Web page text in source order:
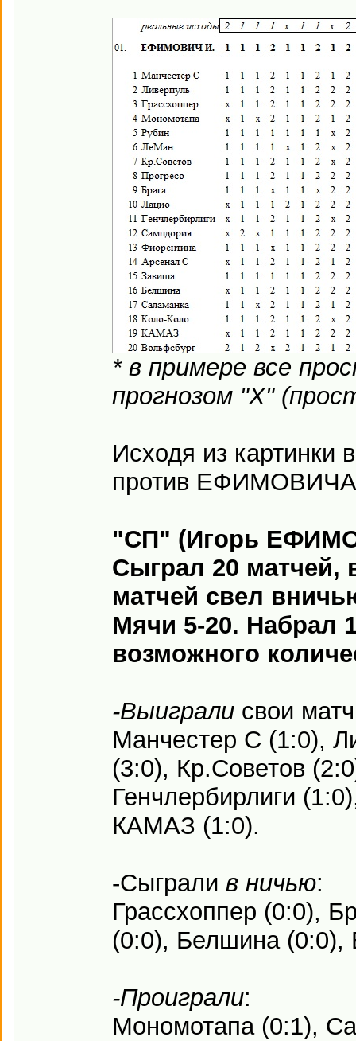
* в примере все
прогнозом "Х"
Исходя из картинки
против ЕФИМОВИЧА
"СП" (Игорь
Сыграл 20 матчей,
матчей свел
Мячи 5-20. Набрал
возможного
-Выиграли свои
Манчестер С (1:0),
(3:0), Кр.Советов
Генчлербирлиги
КАМАЗ (1:0).
-Сыграли в ничью:
Грассхоппер (0:0),
(0:0), Белшина (0:0),
-Проиграли:
Мономотапа (0:1),